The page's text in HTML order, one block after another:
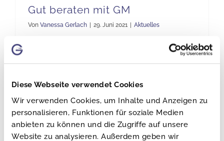
Diese Webseite verwendet Cookies
Wir verwenden Cookies, um Inhalte und Anzeigen zu
personalisieren, Funktionen für soziale Medien
anbieten zu können und die Zugriffe auf unsere
Website zu analysieren. Außerdem geben wir
Gut beraten mit GM
Von Vanessa Gerlach 29. Juni 2021 Aktuelles
2021 (Übereinkommen über die
internationale Beförderung gefährlicher